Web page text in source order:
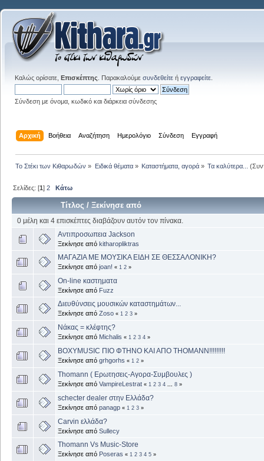
Καλώς ορίσατε, Επισκέπτης . Παρακαλούμε συνδεθείτε ή εγγραφείτε
Σύνδεση με όνομα, κωδικό και διάρκεια σύνδεσης
Αρχική Βοήθεια Αναζήτηση Ημερολόγιο Σύνδεση Εγγραφή
Το Στέκι των Κιθαρωδών » Ειδικά θέματα» Καταστήματα, αγορά» Τα καλύτερα...
Σελίδες: [1]2 Κάτω
Τίτλος /Ξεκίνησε από
0 μέλη και 4 επισκέπτες διαβάζουν αυτόν τον πίνακα.
Αντιπροσωπεια Jackson
Ξεκίνησε από kitharopliktras
ΜΑΓΑΖΙΑ ΜΕ ΜΟΥΣΙΚΑ ΕΙΔΗ ΣΕ ΘΕΣΣΑΛΟΝΙΚΗ?
Ξεκίνησε από joan! « 1 2 »
On-line καστηματα
Ξεκίνησε από Fuzz
Διευθύνσεις μουσικών καταστημάτων...
Ξεκίνησε από Zoso « 1 2 3 »
Νάκας = κλέφτης?
Ξεκίνησε από Michalis « 1 2 3 4 »
ΒΟΧYMUSIC ΠΙΟ ΦΤΗΝΟ ΚΑΙ ΑΠΟ ΤΗΟΜΑΝΝ!!!!!!!!!
Ξεκίνησε από grhgorhs « 1 2 »
Thomann ( Ερωτησεις-Αγορα-Συμβουλες )
Ξεκίνησε από VampireLestrat « 1 2 3 4 8 »
schecter dealer στην Ελλάδα?
Ξεκίνησε από panagp « 1 2 3 »
Carvin ελλάδα?
Ξεκίνησε από Sullecy
Thomann Vs Music-Store
Ξεκίνησε από Poseras « 1 2 3 4 5 »